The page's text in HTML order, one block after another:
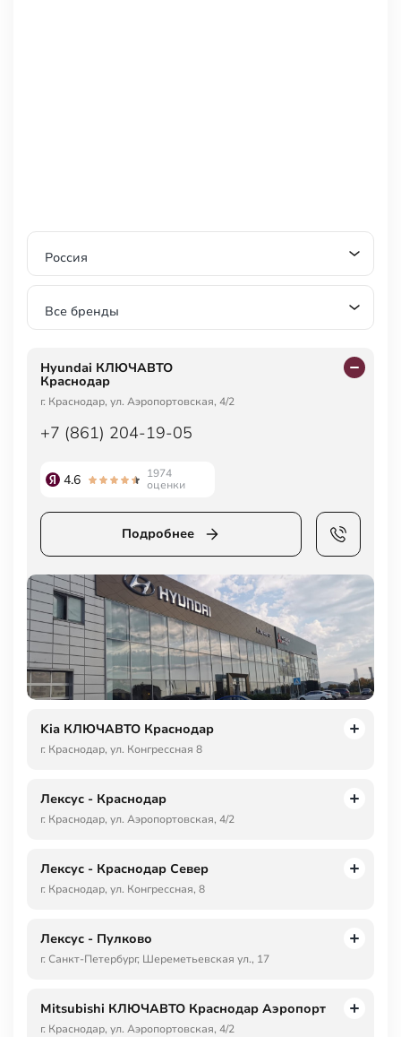
Россия
Все бренды
Hyundai КЛЮЧАВТО
Краснодар
г. Краснодар, ул. Аэропортовская, 4/2
+7 (861) 204-19-05
4.6
1974
оценки
Подробнее
Kia КЛЮЧАВТО Краснодар
г. Краснодар, ул. Конгрессная 8
Лексус - Краснодар
г. Краснодар, ул. Аэропортовская, 4/2
Лексус - Краснодар Север
г. Краснодар, ул. Конгрессная, 8
Лексус - Пулково
г. Санкт-Петербург, Шереметьевская ул., 17
Mitsubishi КЛЮЧАВТО Краснодар Аэропорт
г. Краснодар, ул. Аэропортовская, 4/2